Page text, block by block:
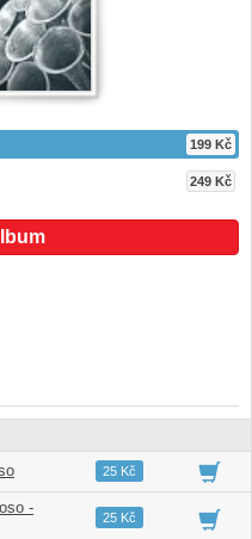
199 Kč
249 Kč
02:2425 Kč
-
06:1025 Kč